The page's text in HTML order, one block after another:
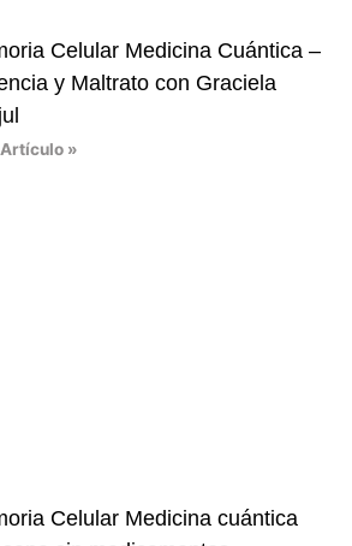
Celular Medicina Cuántica –
y Maltrato con Graciela
»
Celular Medicina cuántica